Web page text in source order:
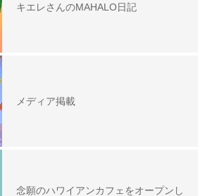
キエレさんのMAHALO日記
メディア掲載
念願のハワイアンカフェをオープンし